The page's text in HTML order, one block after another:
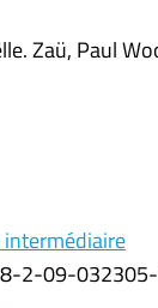
Zaü, Paul
intermédiaire
2-09-